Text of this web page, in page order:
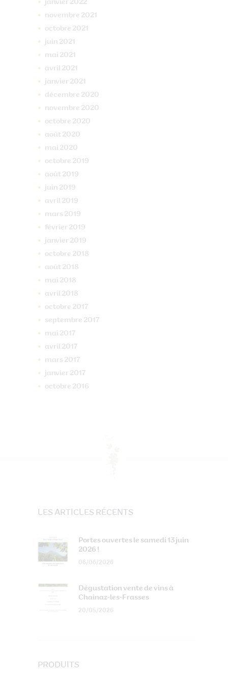
janvier 2022
novembre 2021
octobre 2021
juin 2021
mai 2021
avril 2021
janvier 2021
décembre 2020
novembre 2020
octobre 2020
août 2020
mai 2020
octobre 2019
août 2019
juin 2019
avril 2019
mars 2019
février 2019
janvier 2019
octobre 2018
août 2018
mai 2018
avril 2018
octobre 2017
septembre 2017
mai 2017
avril 2017
mars 2017
janvier 2017
octobre 2016
LES ARTICLES RÉCENTS
Portes ouvertes le samedi 13 juin
2026 !
06/06/2026
Dégustation vente de vins à
Chainaz-les-Frasses
20/05/2026
PRODUITS